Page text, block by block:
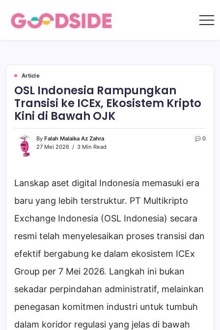
Gen
Indonesia
tentang
teknologi,
musik,
gaya
hidup,
kecantikan
hingga
Article
OSL Indonesia Rampungkan
Transisi ke ICEx, Ekosistem Kripto
Kini di Bawah OJK
By Falah Malaika Az Zahra
27 Mei 2026
3 Min Read
0
Lanskap aset digital Indonesia memasuki era
baru yang lebih terstruktur. PT Multikripto
Exchange Indonesia (OSL Indonesia) secara
resmi telah menyelesaikan proses transisi dan
efektif bergabung ke dalam ekosistem ICEx
Group per 7 Mei 2026. Langkah ini bukan
sekadar perpindahan administratif, melainkan
penegasan komitmen industri untuk tumbuh
dalam koridor regulasi yang jelas di bawah